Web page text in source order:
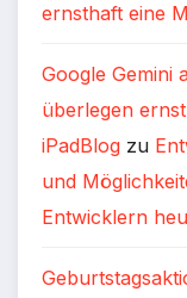
ernsthaft eine
Google Gemini
überlegen
iPadBlog zu
und
Entwicklern